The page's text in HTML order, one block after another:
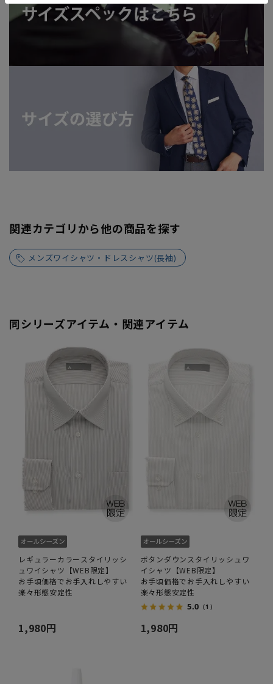
関連カテゴリから他の商品を探す
メンズワイシャツ・ドレスシャツ(長袖)
同シリーズアイテム・関連アイテム
レギュラーカラースタイリッシ
ュワイシャツ【WEB限定】
お手頃価格でお手入れしやすい
楽々形態安定性
1,980円
ボタンダウンスタイリッシュワ
イシャツ【WEB限定】
お手頃価格でお手入れしやすい
楽々形態安定性
5.0 （1）
1,980円